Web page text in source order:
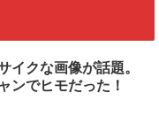
イクな画像が話題。
ンでヒモだった！